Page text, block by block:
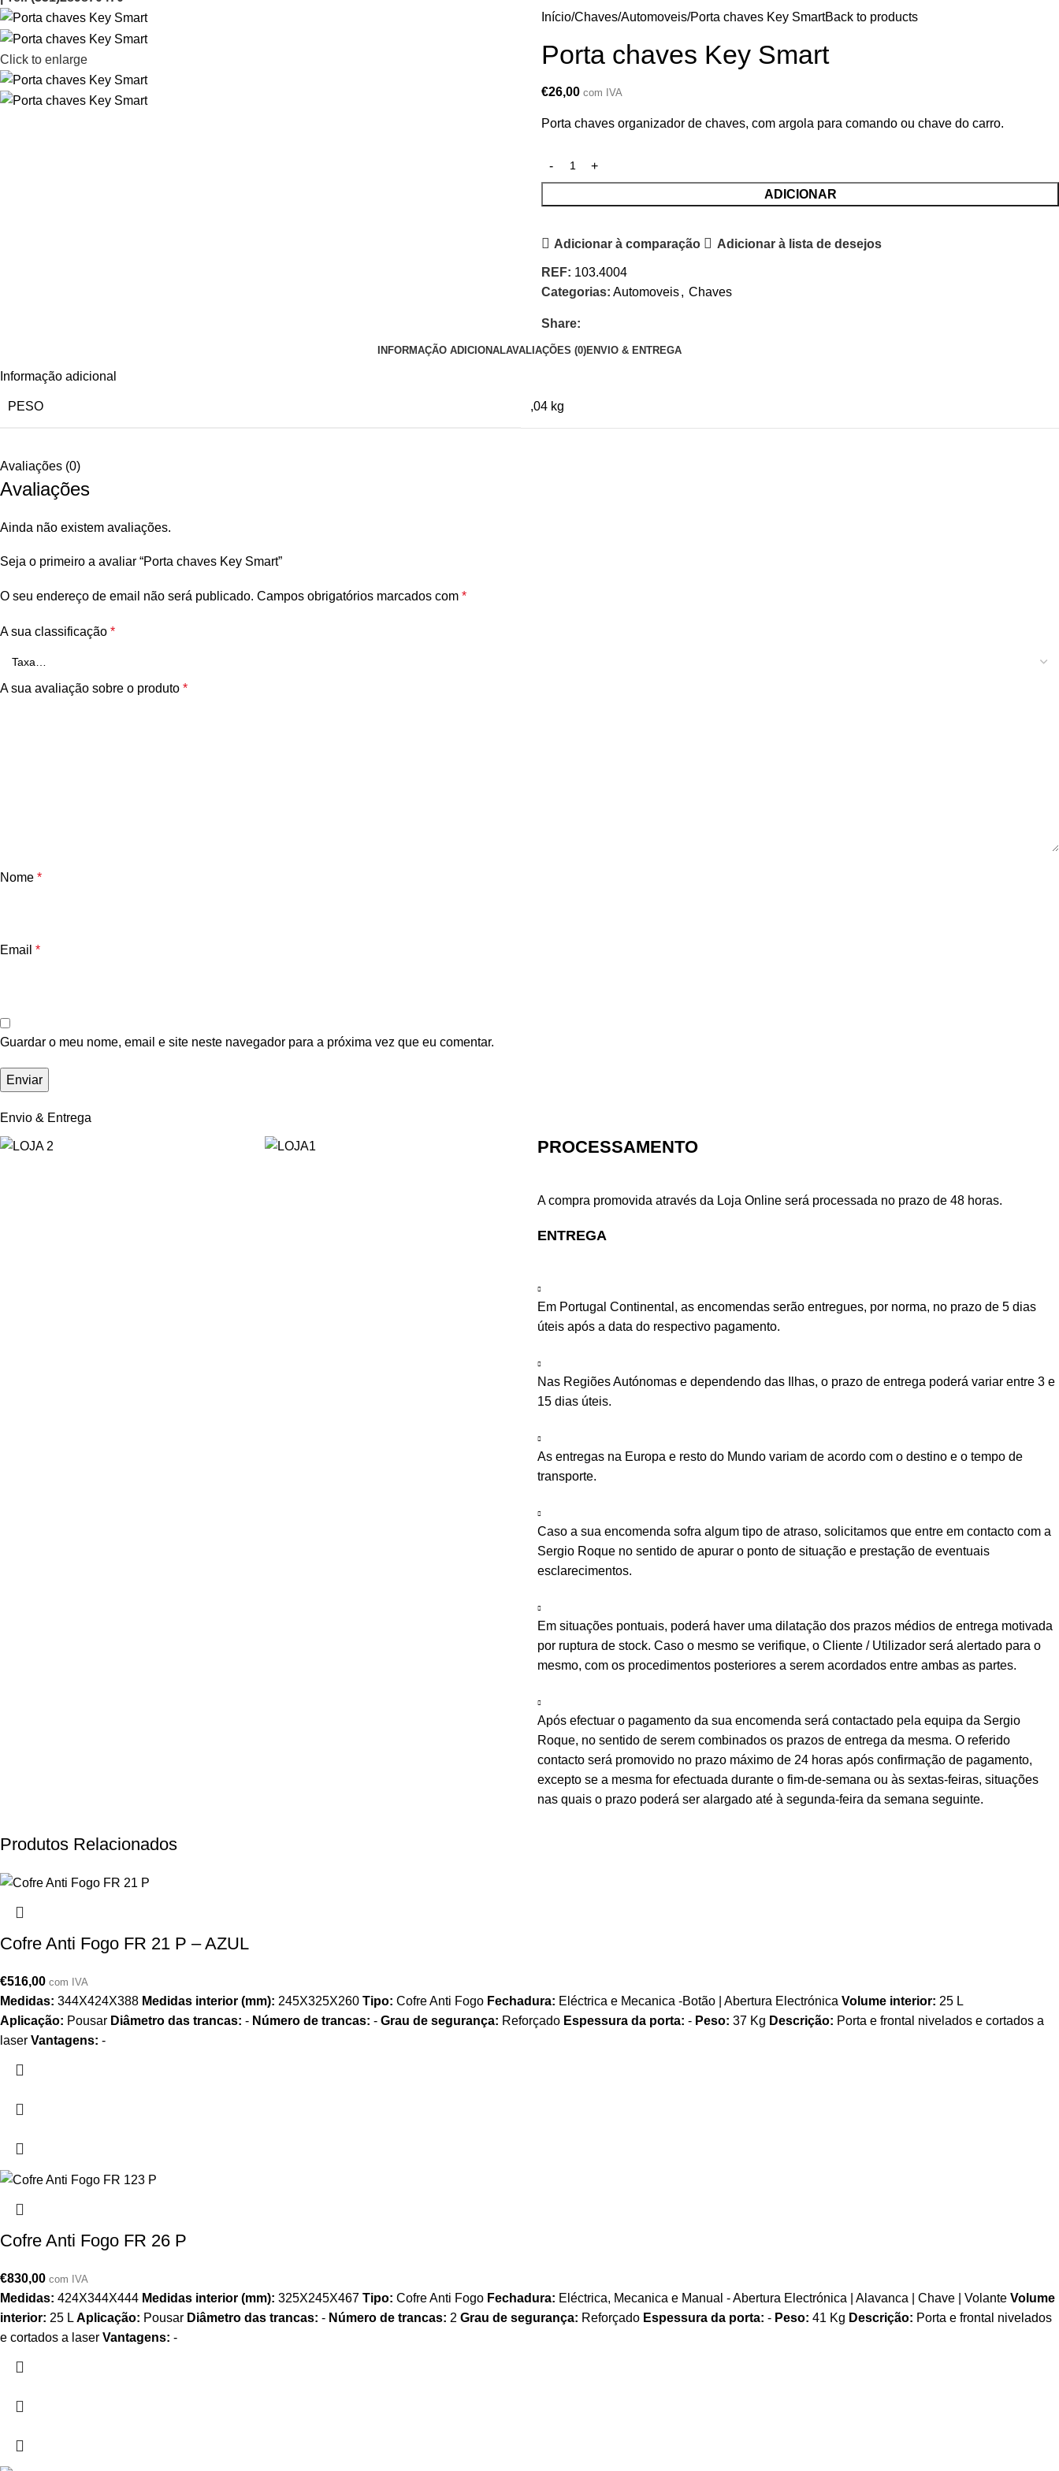
Click to enlarge
Início Chaves Automoveis Porta chaves Key SmartBack to products
Porta chaves Key Smart
€26,00 com IVA
Porta chaves organizador de chaves, com argola para comando ou chave do carro.
ADICIONAR
Adicionar à comparação Adicionar à lista de desejos
REF: 103.4004
Categorias: Automoveis, Chaves
Share:
INFORMAÇÃO ADICIONALAVALIAÇÕES (0)ENVIO & ENTREGA
Informação adicional
PESO ,04 kg
Avaliações (0)
Avaliações
Ainda não existem avaliações.
Seja o primeiro a avaliar “Porta chaves Key Smart”
O seu endereço de email não será publicado. Campos obrigatórios marcados com *
A sua classificação *
A sua avaliação sobre o produto *
Nome *
Email *
Guardar o meu nome, email e site neste navegador para a próxima vez que eu comentar.
Envio & Entrega
PROCESSAMENTO
A compra promovida através da Loja Online será processada no prazo de 48 horas.
ENTREGA
Em Portugal Continental, as encomendas serão entregues, por norma, no prazo de 5 dias
úteis após a data do respectivo pagamento.
Nas Regiões Autónomas e dependendo das Ilhas, o prazo de entrega poderá variar entre 3 e
15 dias úteis.
As entregas na Europa e resto do Mundo variam de acordo com o destino e o tempo de
transporte.
Caso a sua encomenda sofra algum tipo de atraso, solicitamos que entre em contacto com a
Sergio Roque no sentido de apurar o ponto de situação e prestação de eventuais
esclarecimentos.
Em situações pontuais, poderá haver uma dilatação dos prazos médios de entrega motivada
por ruptura de stock. Caso o mesmo se verifique, o Cliente / Utilizador será alertado para o
mesmo, com os procedimentos posteriores a serem acordados entre ambas as partes.
Após efectuar o pagamento da sua encomenda será contactado pela equipa da Sergio
Roque, no sentido de serem combinados os prazos de entrega da mesma. O referido
contacto será promovido no prazo máximo de 24 horas após confirmação de pagamento,
excepto se a mesma for efectuada durante o fim-de-semana ou às sextas-feiras, situações
nas quais o prazo poderá ser alargado até à segunda-feira da semana seguinte.
Produtos Relacionados
Cofre Anti Fogo FR 21 P – AZUL
€516,00 com IVA
Medidas: 344X424X388 Medidas interior (mm): 245X325X260 Tipo: Cofre Anti Fogo Fechadura: Eléctrica e Mecanica -Botão | Abertura Electrónica Volume interior: 25 L
Aplicação: Pousar Diâmetro das trancas: - Número de trancas: - Grau de segurança: Reforçado Espessura da porta: - Peso: 37 Kg Descrição: Porta e frontal nivelados e cortados a
laser Vantagens: -
Cofre Anti Fogo FR 26 P
€830,00 com IVA
Medidas: 424X344X444 Medidas interior (mm): 325X245X467 Tipo: Cofre Anti Fogo Fechadura: Eléctrica, Mecanica e Manual - Abertura Electrónica | Alavanca | Chave | Volante Volume
interior: 25 L Aplicação: Pousar Diâmetro das trancas: - Número de trancas: 2 Grau de segurança: Reforçado Espessura da porta: - Peso: 41 Kg Descrição: Porta e frontal nivelados
e cortados a laser Vantagens: -